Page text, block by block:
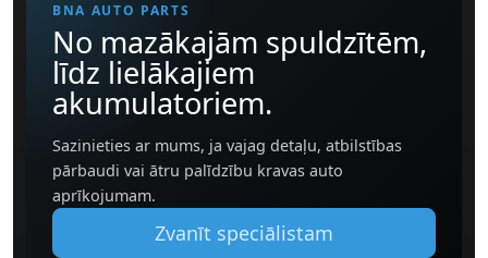
BNA AUTO PARTS
No mazākajām spuldzītēm,
līdz lielākajiem
akumulatoriem.
Sazinieties ar mums, ja vajag detaļu, atbilstības
pārbaudi vai ātru palīdzību kravas auto
aprīkojumam.
Zvanīt speciālistam